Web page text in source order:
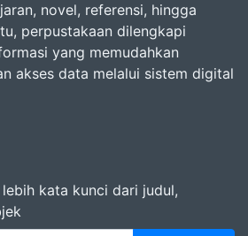
novel, referensi, hingga
perpustakaan dilengkapi
yang memudahkan
akses data melalui sistem digital
kata kunci dari judul,